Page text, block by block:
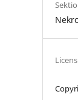
Licens